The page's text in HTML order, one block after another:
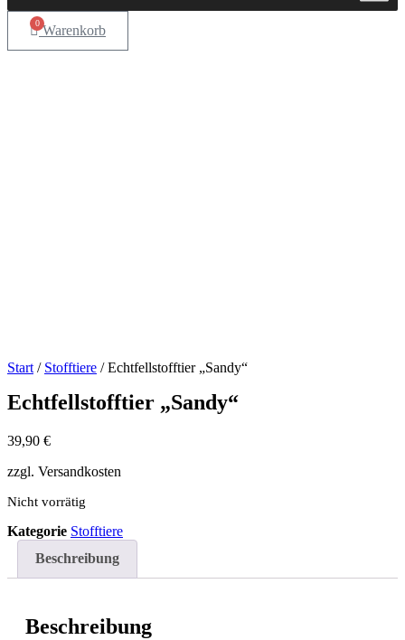
0 Warenkorb
Start / Stofftiere / Echtfellstofftier „Sandy“
Echtfellstofftier „Sandy“
39,90 €
zzgl. Versandkosten
Nicht vorrätig
Kategorie Stofftiere
Beschreibung
Beschreibung